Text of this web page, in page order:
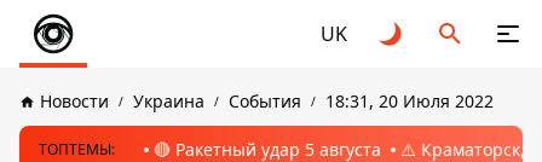
UK
Новости Украина События 18:31, 20 Июля 2022
ТОПТЕМЫ: 🔴 Ракетный удар 5 августа ⚠️ Краматорск,